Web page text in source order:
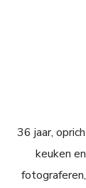
36 jaar,
keuken